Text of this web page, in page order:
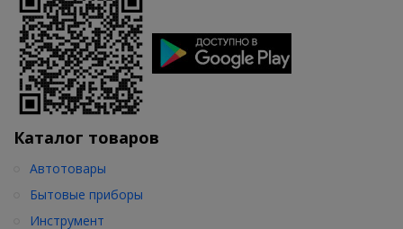
Каталог товаров
Автотовары
Бытовые приборы
Инструмент